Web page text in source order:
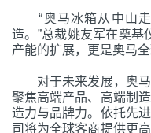
“奥马冰箱从中山
造。”总裁姚友军在奠基
产能的扩展，更是奥马
对于未来发展，奥马
聚焦高端产品、高端制
造力与品牌力。依托先
司将为全球客商提供更